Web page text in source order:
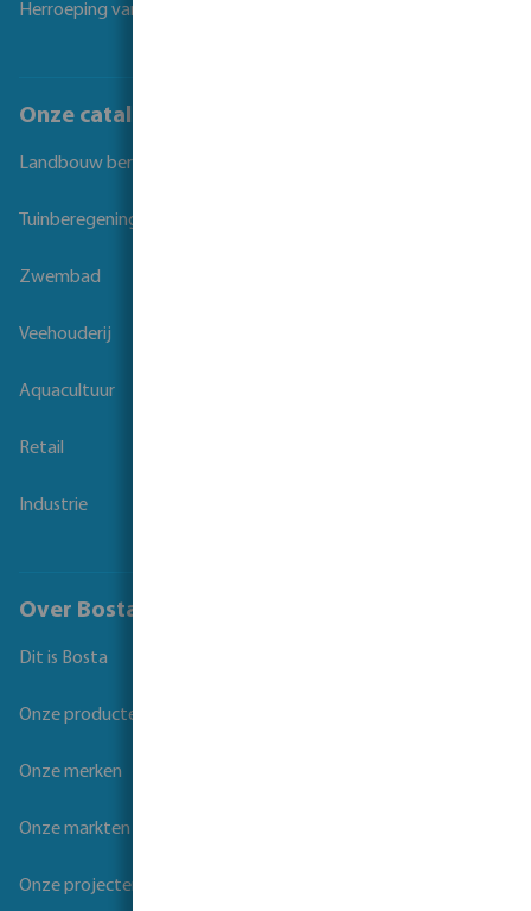
Herroeping van overeenkomst
Onze catalogi
Landbouw beregening
Tuinberegening
Zwembad
Veehouderij
Aquacultuur
Retail
Industrie
Over Bosta
Dit is Bosta
Onze producten
Onze merken
Onze markten
Onze projecten